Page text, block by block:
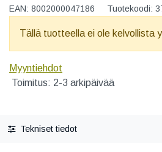
EAN: 8002000047186 Tuotekoodi:
Tällä tuotteella ei ole kelvollista
Myyntiehdot
Toimitus: 2-3 arkipäivää
Tekniset tiedot